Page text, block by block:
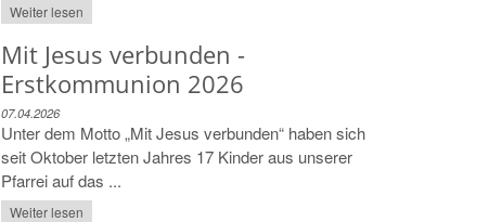
Weiter lesen
Mit Jesus verbunden -
Erstkommunion 2026
07.04.2026
Unter dem Motto „Mit Jesus verbunden“ haben sich
seit Oktober letzten Jahres 17 Kinder aus unserer
Pfarrei auf das ...
Weiter lesen